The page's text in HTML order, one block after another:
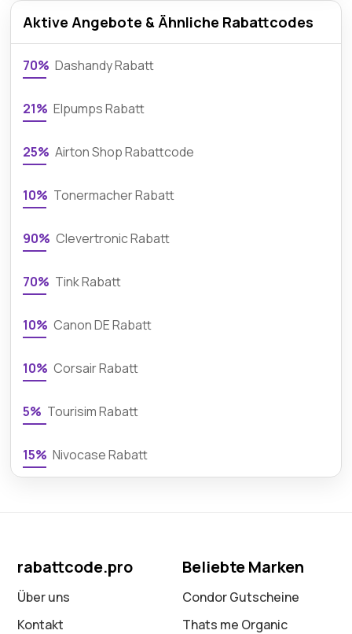
Aktive Angebote & Ähnliche Rabattcodes
70% Dashandy Rabatt
21% Elpumps Rabatt
25% Airton Shop Rabattcode
10% Tonermacher Rabatt
90% Clevertronic Rabatt
70% Tink Rabatt
10% Canon DE Rabatt
10% Corsair Rabatt
5% Tourisim Rabatt
15% Nivocase Rabatt
rabattcode.pro
Über uns
Kontakt
Beliebte Marken
Condor Gutscheine
Thats me Organic